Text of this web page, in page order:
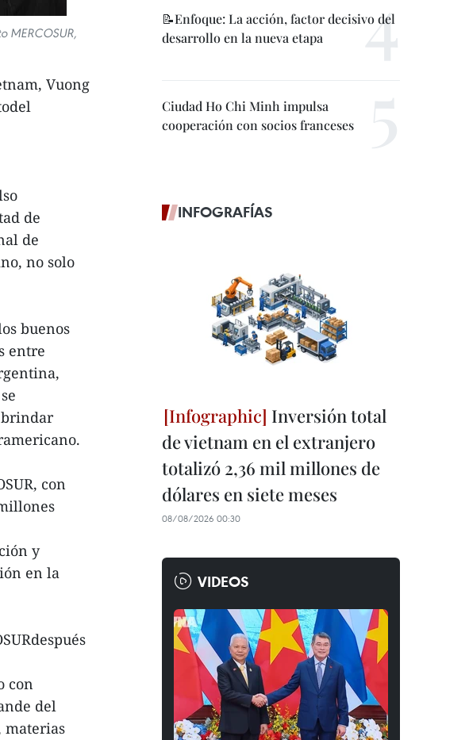
MERCOSUR,
Vuong
de
de
no solo
buenos
entre
con
y
en la
con
del
materias
📝Enfoque: La acción, factor decisivo del
desarrollo en la nueva etapa
Ciudad Ho Chi Minh impulsa
cooperación con socios franceses
INFOGRAFÍAS
Inversión total
de vietnam en el extranjero
totalizó 2,36 mil millones de
dólares en siete meses
08/08/2026 00:30
VIDEOS